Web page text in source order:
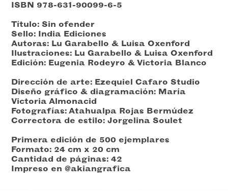
ISBN 978-631-90099-6-5
Título: Sin ofender
Sello: India Ediciones
Autoras: Lu Garabello & Luisa Oxenford
Ilustraciones: Lu Garabello & Luisa Oxenford
Edición: Eugenia Rodeyro & Victoria Blanco
Dirección de arte: Ezequiel Cafaro Studio
Diseño gráfico & diagramación: María
Victoria Almonacid
Fotografías: Atahualpa Rojas Bermúdez
Correctora de estilo: Jorgelina Soulet
Primera edición de 500 ejemplares
Formato: 24 cm x 20 cm
Cantidad de páginas: 42
Impreso en @akiangrafica